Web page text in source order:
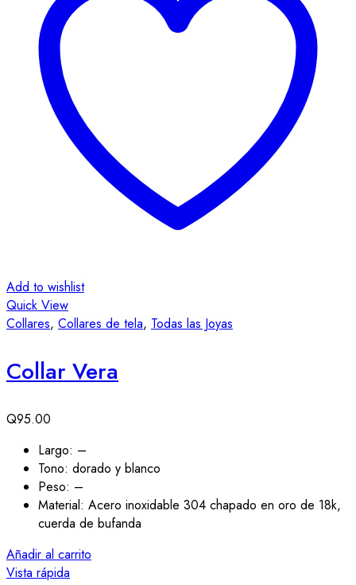
Add to wishlist
Quick View
Collares, Collares de tela, Todas las Joyas
Collar Vera
Q95.00
Largo: –
Tono: dorado y blanco
Peso: –
Material: Acero inoxidable 304 chapado en oro de 18k,
cuerda de bufanda
Añadir al carrito
Vista rápida